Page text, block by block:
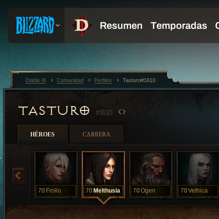
TASTURO #1610
HÉROES CARRERA
70 Frollo 70 Melthusia 70Ogen 70Vethica
Diablo III Comunidad Perfiles Tasturo#1610